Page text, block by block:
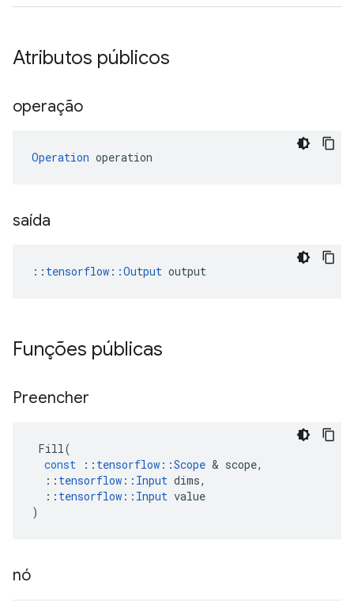
Atributos públicos
operação
Operation operation
saída
:: tensorflow::Output output
Funções públicas
Preencher
Fill(
const
:: tensorflow ::Scope & scope,
:: tensorflow :: Input dims,
:: tensorflow :: Input value
)
nó